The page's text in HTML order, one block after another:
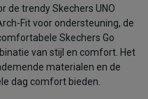
de trendy Skechers UNO
Fit voor ondersteuning, de
Skechers Go
van stijl en comfort. Het
materialen en de
dag comfort bieden.